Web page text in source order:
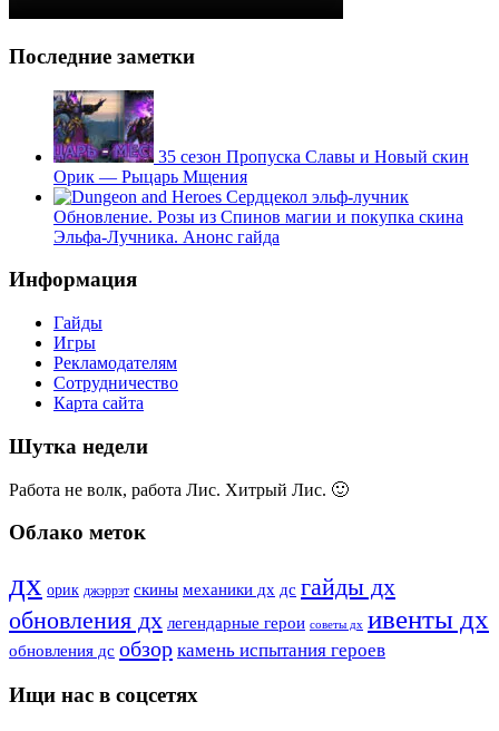
Последние заметки
35 сезон Пропуска Славы и Новый скин
Орик — Рыцарь Мщения
Обновление. Розы из Спинов магии и покупка скина
Эльфа-Лучника. Анонс гайда
Информация
Гайды
Игры
Рекламодателям
Сотрудничество
Карта сайта
Шутка недели
Работа не волк, работа Лис. Хитрый Лис. 🙂
Облако меток
дх орик джэррэт скины механики дх дс гайды дх
обновления дх легендарные герои советы дх ивенты дх
обновления дс обзор камень испытания героев
Ищи нас в соцсетях